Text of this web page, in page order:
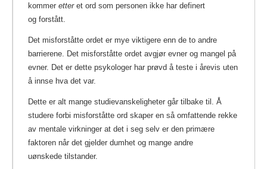
kommer etter et ord som personen ikke har definert
og forstått.
Det misforståtte ordet er mye viktigere enn de to andre
barrierene. Det misforståtte ordet avgjør evner og mangel på
evner. Det er dette psykologer har prøvd å teste i årevis uten
å innse hva det var.
Dette er alt mange studievanskeligheter går tilbake til. Å
studere forbi misforståtte ord skaper en så omfattende rekke
av mentale virkninger at det i seg selv er den primære
faktoren når det gjelder dumhet og mange andre
uønskede tilstander.